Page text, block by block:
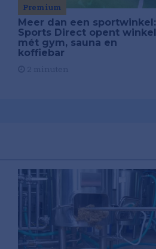
Premium
Meer dan een sportwinkel:
Sports Direct opent winkel
mét gym, sauna en
koffiebar